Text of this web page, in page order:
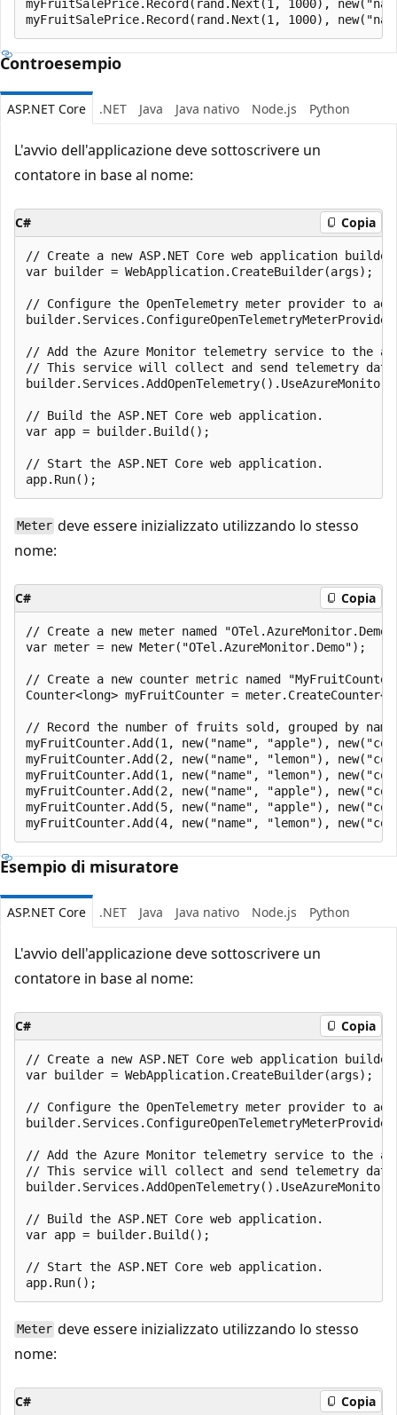
myFruitSalePrice.Record(rand.Next(1, 1000),
Controesempio
ASP.NET Core .NET Java Java nativo Node.js Python
L'avvio dell'applicazione deve sottoscrivere un
contatore in base al nome:
C# Copia
// Create a new ASP.NET Core web application
var builder = WebApplication.CreateBuilder(args);
// Configure the OpenTelemetry meter provider to add
// Add the Azure Monitor telemetry service to the
// This service will collect and send telemetry data
// Build the ASP.NET Core web application.
var app = builder.Build();
// Start the ASP.NET Core web application.
Meter deve essere inizializzato utilizzando lo stesso
nome:
C# Copia
// Create a new meter named
var meter = new Meter("OTel.AzureMonitor.Demo");
// Create a new counter metric named
Counter<long> myFruitCounter =
// Record the number of fruits sold, grouped by
myFruitCounter.Add(1, new("name", "apple"),
myFruitCounter.Add(2, new("name", "lemon"),
myFruitCounter.Add(1, new("name", "lemon"),
myFruitCounter.Add(2, new("name", "apple"),
myFruitCounter.Add(5, new("name", "apple"),
Esempio di misuratore
ASP.NET Core .NET Java Java nativo Node.js Python
L'avvio dell'applicazione deve sottoscrivere un
contatore in base al nome:
C# Copia
// Create a new ASP.NET Core web application
var builder = WebApplication.CreateBuilder(args);
// Configure the OpenTelemetry meter provider to add
// Add the Azure Monitor telemetry service to the
// This service will collect and send telemetry data
// Build the ASP.NET Core web application.
var app = builder.Build();
// Start the ASP.NET Core web application.
Meter deve essere inizializzato utilizzando lo stesso
nome:
C# Copia